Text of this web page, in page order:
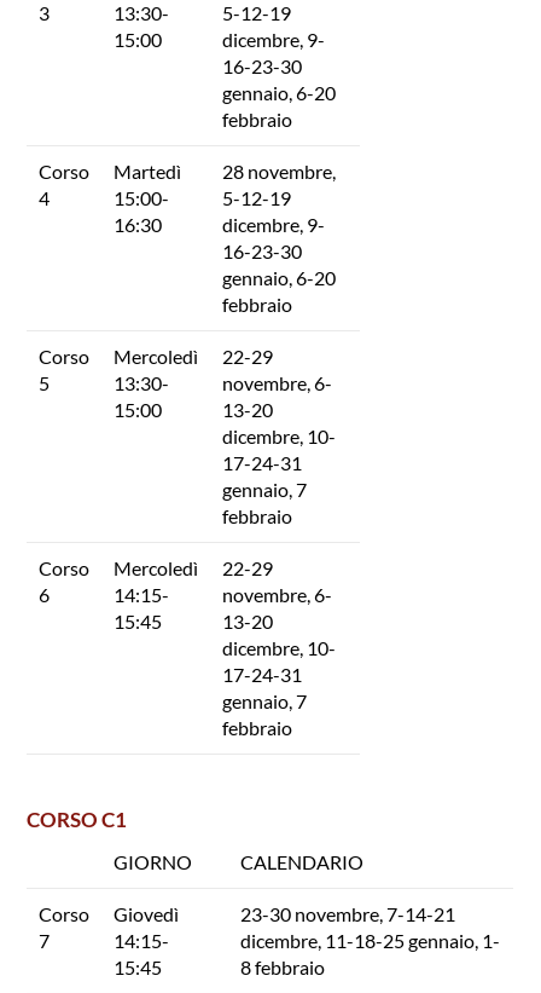
3
13:30-
15:00
5-12-19
dicembre, 9-
16-23-30
gennaio, 6-20
febbraio
Corso
4
Martedì
15:00-
16:30
28 novembre,
5-12-19
dicembre, 9-
16-23-30
gennaio, 6-20
febbraio
Corso
5
Mercoledì
13:30-
15:00
22-29
novembre, 6-
13-20
dicembre, 10-
17-24-31
gennaio, 7
febbraio
Corso
6
Mercoledì
14:15-
15:45
22-29
novembre, 6-
13-20
dicembre, 10-
17-24-31
gennaio, 7
febbraio
CORSO C1
GIORNO CALENDARIO
Corso
7
Giovedì
14:15-
15:45
23-30 novembre, 7-14-21
dicembre, 11-18-25 gennaio, 1-
8 febbraio